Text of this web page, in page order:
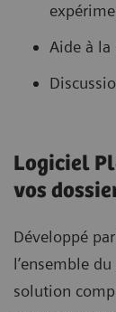
Aide à
Logiciel
vos
Développé
l’ensemble
solution